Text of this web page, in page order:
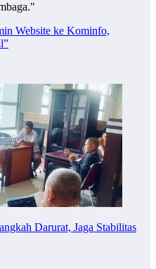
Website ke Kominfo,
Darurat, Jaga Stabilitas